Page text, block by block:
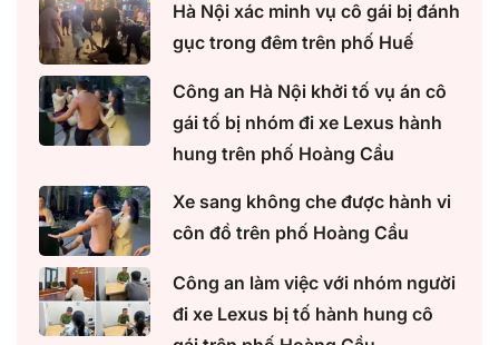
Hà Nội xác minh vụ cô gái bị đánh
gục trong đêm trên phố Huế
Công an Hà Nội khởi tố vụ án cô
gái tố bị nhóm đi xe Lexus hành
hung trên phố Hoàng Cầu
Xe sang không che được hành vi
côn đồ trên phố Hoàng Cầu
Công an làm việc với nhóm người
đi xe Lexus bị tố hành hung cô